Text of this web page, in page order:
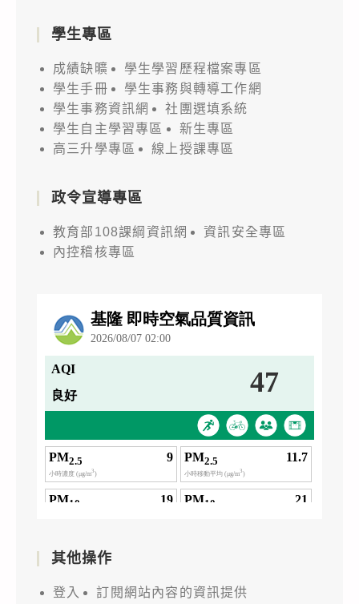
學生專區
成績缺曠
學生學習歷程檔案專區
學生手冊
學生事務與轉導工作網
學生事務資訊網
社團選填系統
學生自主學習專區
新生專區
高三升學專區
線上授課專區
政令宣導專區
教育部108課綱資訊網
資訊安全專區
內控稽核專區
其他操作
登入
訂閱網站內容的資訊提供